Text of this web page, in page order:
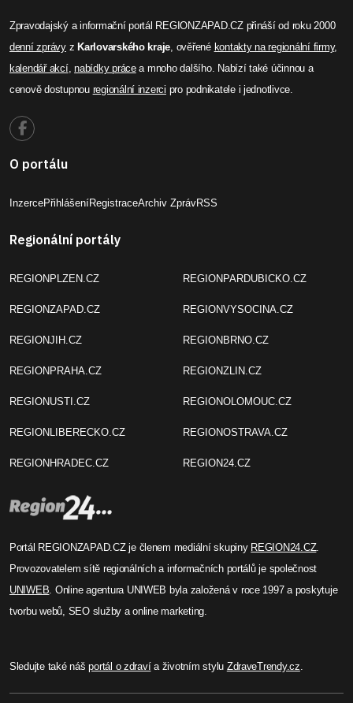
Zpravodajský a informační portál REGIONZAPAD.CZ přináší od roku 2000
denní zprávyz Karlovarského kraje, ověřené kontakty na regionální firmy,
kalendář akcí,nabídky prácea mnoho dalšího. Nabízí také účinnou a
cenově dostupnou regionální inzerci pro podnikatele i jednotlivce.
O portálu
InzercePřihlášeníRegistraceArchiv ZprávRSS
Regionální portály
REGIONPLZEN.CZ
REGIONZAPAD.CZ
REGIONJIH.CZ
REGIONPRAHA.CZ
REGIONUSTI.CZ
REGIONLIBERECKO.CZ
REGIONHRADEC.CZ
REGIONPARDUBICKO.CZ
REGIONVYSOCINA.CZ
REGIONBRNO.CZ
REGIONZLIN.CZ
REGIONOLOMOUC.CZ
REGIONOSTRAVA.CZ
REGION24.CZ
Portál REGIONZAPAD.CZ je členem mediální skupiny REGION24.CZ.
Provozovatelem sítě regionálních a informačních portálů je společnost
UNIWEB. Online agentura UNIWEB byla založená v roce 1997 a poskytuje
tvorbu webů, SEO služby a online marketing.
Sledujte také nášportál o zdravía životním stylu ZdraveTrendy.cz.